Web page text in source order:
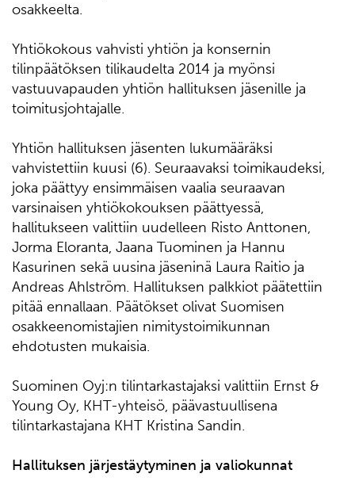
osakkeelta.
Yhtiökokous vahvisti yhtiön ja konsernin
tilinpäätöksen tilikaudelta 2014 ja myönsi
vastuuvapauden yhtiön hallituksen jäsenille ja
toimitusjohtajalle.
Yhtiön hallituksen jäsenten lukumääräksi
vahvistettiin kuusi (6). Seuraavaksi toimikaudeksi,
joka päättyy ensimmäisen vaalia seuraavan
varsinaisen yhtiökokouksen päättyessä,
hallitukseen valittiin uudelleen Risto Anttonen,
Jorma Eloranta, Jaana Tuominen ja Hannu
Kasurinen sekä uusina jäseninä Laura Raitio ja
Andreas Ahlström. Hallituksen palkkiot päätettiin
pitää ennallaan. Päätökset olivat Suomisen
osakkeenomistajien nimitystoimikunnan
ehdotusten mukaisia.
Suominen Oyj:n tilintarkastajaksi valittiin Ernst &
Young Oy, KHT-yhteisö, päävastuullisena
tilintarkastajana KHT Kristina Sandin.
Hallituksen järjestäytyminen ja valiokunnat